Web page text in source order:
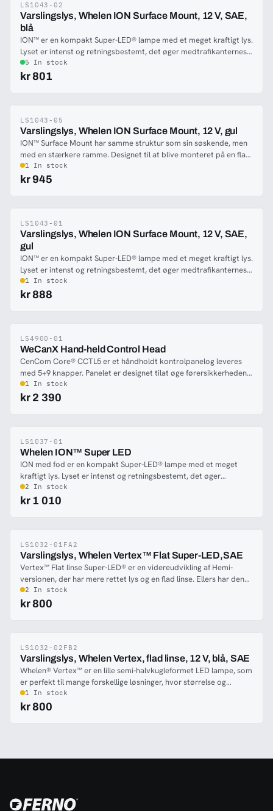
-27%
LS1043-02
Varslingslys, Whelen ION Surface Mount, 12 V, SAE,
blå
ION™ er en kompakt Super-LED® lampe med et meget kraftigt lys.
Lyset er intenst og retningsbestemt, det øger medtrafikanternes
opmærksomhed på dit køretøj. ION™ er bygget i kraftig Whelen
kvalitet, og kan klare et hårdt miljø. Lampen er smal, bruger lidt
5 In stock
kr 801
-20%
LS1043-05
Varslingslys, Whelen ION Surface Mount, 12 V, gul
ION™ Surface Mount har samme struktur som sin søskende, men
med en stærkere ramme. Designet til at blive monteret på en flad
overflade og så holdbar som få. ION SM bringer seks Super med
sig-LED® og TIR-reflektor et retningsbestemt lys, der advarer al
1 In stock
kr 945
-19%
LS1043-01
Varslingslys, Whelen ION Surface Mount, 12 V, SAE,
gul
ION™ er en kompakt Super-LED® lampe med et meget kraftigt lys.
Lyset er intenst og retningsbestemt, det øger medtrafikanternes
opmærksomhed på dit køretøj. ION™ er bygget i kraftig Whelen
kvalitet, og kan klare et hårdt miljø. Smal, bruger lidt strøm og
1 In stock
kr 888
-18%
LS4900-01
WeCanX Hand-held Control Head
CenCom Core® CCTL5 er et håndholdt kontrolpanelog leveres
med 5+9 knapper. Panelet er designet tilat øge førersikkerheden
under kørslen, og giver dig enklar og fuld kontrol under opkald.
Dette panelgiver dig alle muligheder i Core og WeCanX.For
1 In stock
kr 2 390
-15%
LS1037-01
Whelen ION™ Super LED
ION med fod er en kompakt Super-LED® lampe med et meget
kraftigt lys. Lyset er intenst og retningsbestemt, det øger
medtrafikanternes opmærksomhed på dit køretøj. ION er bygget
i kraftig Whelen kvalitet, og kan klare et hårdt miljø.Smal, bruger
2 In stock
kr 1 010
-10%
LS1032-01FA2
Varslingslys, Whelen Vertex™ Flat Super-LED,SAE
Vertex™ Flat linse Super-LED® er en videreudvikling af Hemi-
versionen, der har mere rettet lys og en flad linse. Ellers har denne
de samme egenskaber som sin søskende.
2 In stock
kr 800
-10%
LS1032-02FB2
Varslingslys, Whelen Vertex, flad linse, 12 V, blå, SAE
Whelen® Vertex™ er en lille semi-halvkugleformet LED lampe, som
er perfekt til mange forskellige løsninger, hvor størrelse og
intensitet er kritisk vigtigt. Vertex™ lampen har indbygget
strømforsyning på forsyningsledningen, hvilket gør den meget let
1 In stock
kr 800